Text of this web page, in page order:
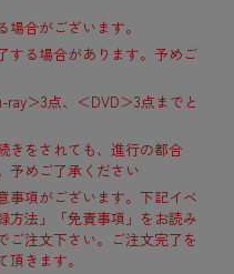
合がございます。
する場合があります。予めご
＞3点、＜DVD＞3点までと
きをされても、進行の都合
予めご了承ください
項がございます。下記イベ
方法」「免責事項」をお読み
ご注文下さい。ご注文完了を
きます。